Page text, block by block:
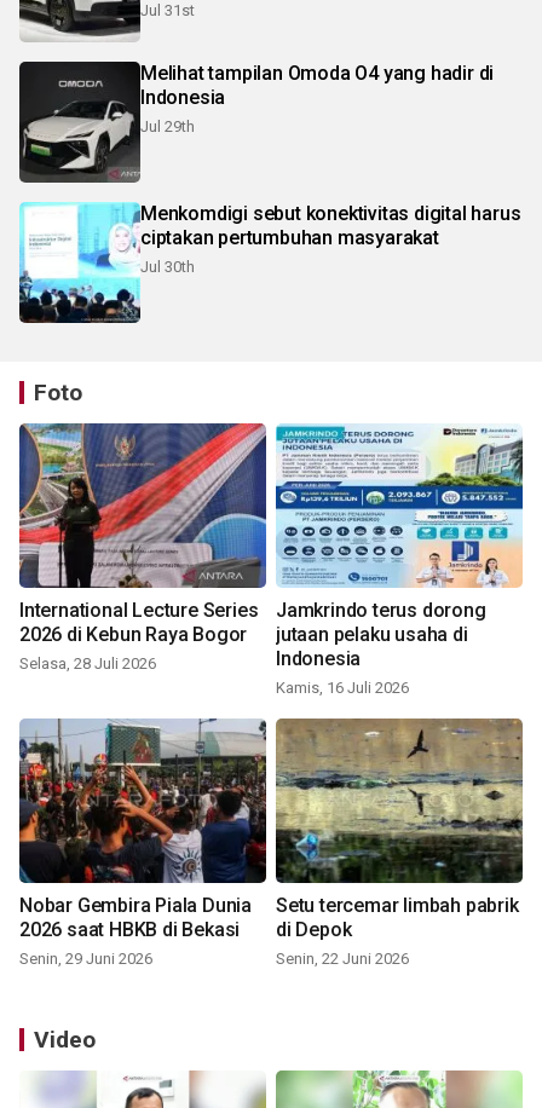
Jul 31st
Melihat tampilan Omoda O4 yang hadir di
Indonesia
Jul 29th
Menkomdigi sebut konektivitas digital harus
ciptakan pertumbuhan masyarakat
Jul 30th
Foto
International Lecture Series
2026 di Kebun Raya Bogor
Selasa, 28 Juli 2026
Jamkrindo terus dorong
jutaan pelaku usaha di
Indonesia
Kamis, 16 Juli 2026
Nobar Gembira Piala Dunia
2026 saat HBKB di Bekasi
Senin, 29 Juni 2026
Setu tercemar limbah pabrik
di Depok
Senin, 22 Juni 2026
Video